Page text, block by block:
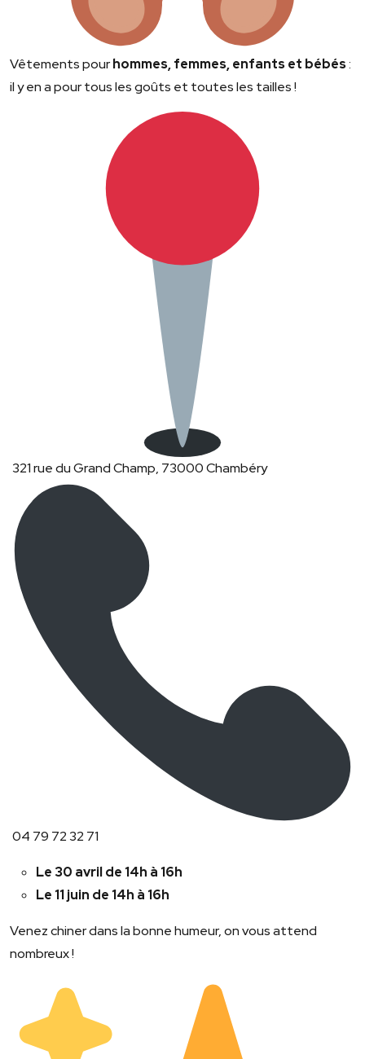
Vêtements pourhommes, femmes, enfants et bébés:
il y en a pour tous les goûts et toutes les tailles !
321 rue du Grand Champ, 73000 Chambéry
04 79 72 32 71
Le 30 avril de 14h à 16h
Le 11 juin de 14h à 16h
Venez chiner dans la bonne humeur, on vous attend
nombreux !